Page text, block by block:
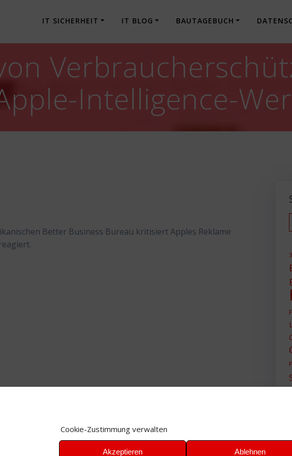
Cookie-Zustimmung verwalten
Akzeptieren Ablehnen
IT SICHERHEIT IT BLOG BAUTAGEBUCH
Intelligence-
Better Business Bureau kritisiert Apples Reklame